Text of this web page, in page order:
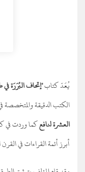
يُعَدّ كتاب"إتحاف البُرَرَة
الكتب الدقيقة والمتخصصة
العشرة لنافعكما وردت في
أبرز أئمة القراءات في